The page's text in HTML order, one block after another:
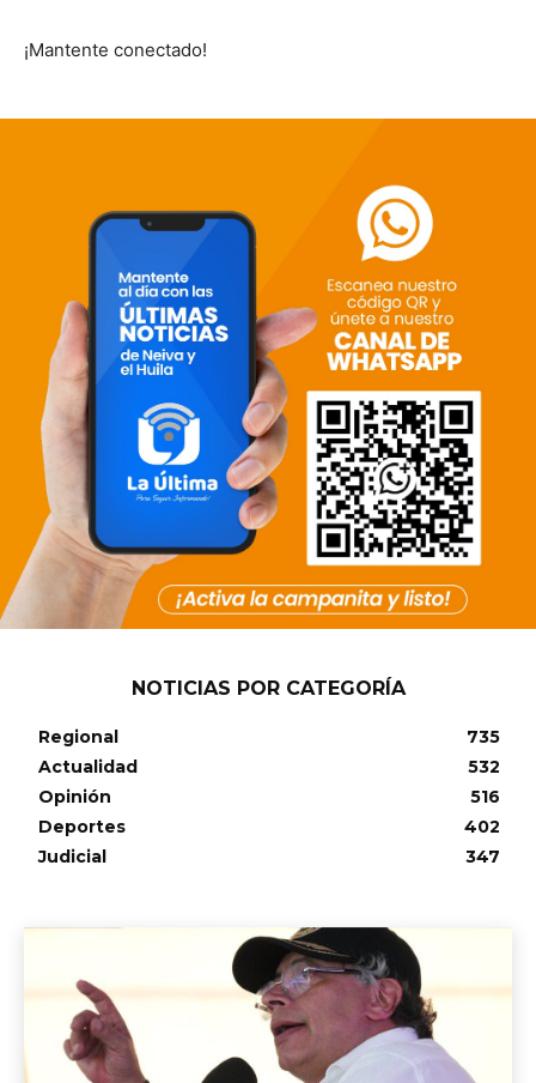
¡Mantente conectado!
NOTICIAS POR CATEGORÍA
Regional
735
Actualidad
532
Opinión
516
Deportes
402
Judicial
347